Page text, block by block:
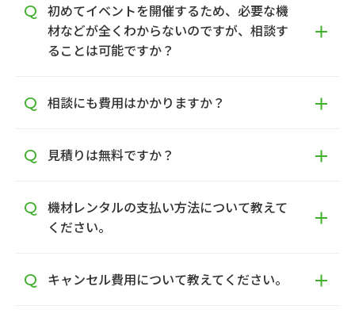
初めてイベントを開催するため、必要な機
材などが全くわからないのですが、相談す
ることは可能ですか？
相談にも費用はかかりますか？
見積りは無料ですか？
機材レンタルの支払い方法について教えて
ください。
キャンセル費用について教えてください。